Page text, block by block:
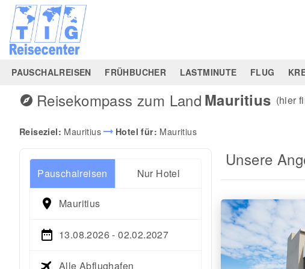
PAUSCHALREISEN FRÜHBUCHER LASTMINUTE FLUG
explore Reisekompass zum Land Mauritius (hier
Reiseziel: Mauritiusarrow_right_alt Hotel für: Mauritius
Pauschalreisen Nur Hotel
Mauritius
13.08.2026 - 02.02.2027
Alle Abflughafen
Unsere